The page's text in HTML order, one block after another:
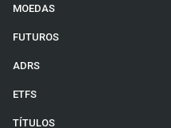
MOEDAS
FUTUROS
ADRS
ETFS
TÍTULOS